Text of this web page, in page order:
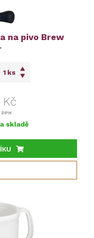
na pivo Brew
ks
Kč
skladě